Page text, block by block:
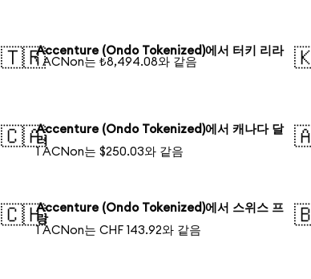
🇹🇷Accenture (Ondo Tokenized)에서 터키 리라
1 ACNon는 ₺8,494.08와 같음
🇨🇦Accenture (Ondo Tokenized)에서 캐나다 달
러
1 ACNon는 $250.03와 같음
🇨🇭Accenture (Ondo Tokenized)에서 스위스 프
랑
1 ACNon는 CHF 143.92와 같음